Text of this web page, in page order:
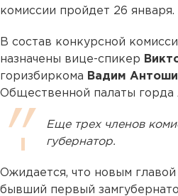
комиссии пройдет 26 января.
В состав конкурсной
назначены вице-спикер
горизбиркома Вадим
Общественной палаты горда
Еще трех членов
губернатор.
Ожидается, что новым
бывший первый